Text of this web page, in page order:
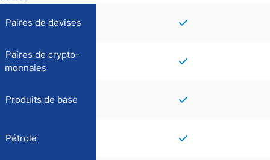
Paires de devises
Paires de crypto-
monnaies
Produits de base
Pétrole